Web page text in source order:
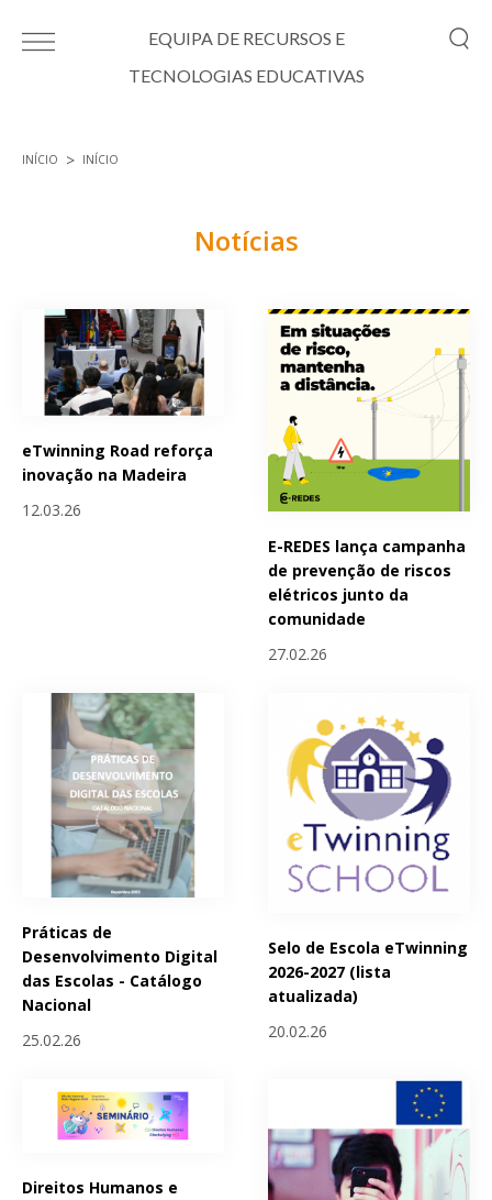
EQUIPA DE RECURSOS E
TECNOLOGIAS EDUCATIVAS
INÍCIO INÍCIO
Notícias
eTwinning Road reforça
inovação na Madeira
12.03.26
E-REDES lança campanha
de prevenção de riscos
elétricos junto da
comunidade
27.02.26
Práticas de
Desenvolvimento Digital
das Escolas - Catálogo
Nacional
25.02.26
Selo de Escola eTwinning
2026-2027 (lista
atualizada)
20.02.26
Direitos Humanos e
Páginas